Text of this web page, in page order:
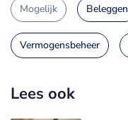
Mogelijk Beleggen
Vermogensbeheer
Lees ook